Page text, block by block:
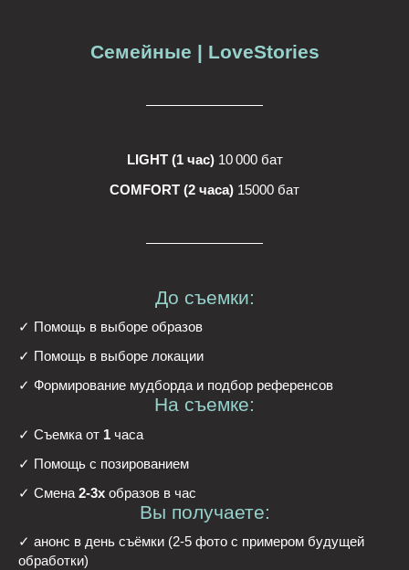
Семейные | LoveStories
LIGHT (1 час) 10 000 бат
COMFORT (2 часа) 15000 бат
До съемки:
✓ Помощь в выборе образов
✓ Помощь в выборе локации
✓ Формирование мудборда и подбор референсов
На съемке:
✓ Съемка от 1 часа
✓ Помощь с позированием
✓ Смена 2-3х образов в час
Вы получаете:
✓ анонс в день съёмки (2-5 фото с примером будущей
обработки)